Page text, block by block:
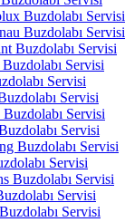
Buzdolabı Servisi
Buzdolabı Servisi
Buzdolabı Servisi
Servisi
Servisi
Servisi
Servisi
Servisi
Buzdolabı Servisi
Servisi
Buzdolabı Servisi
Servisi
Servisi